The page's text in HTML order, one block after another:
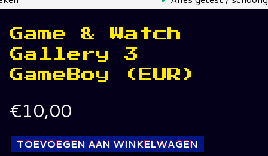
Game & Watch
Gallery 3
GameBoy (EUR)
€10,00
TOEVOEGEN AAN WINKELWAGEN